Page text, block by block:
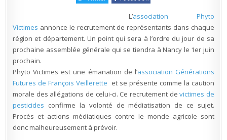
recrute
L’association Phyto
Victimes annonce le recrutement de représentants dans chaque
région et département. Un point qui sera à l’ordre du jour de sa
prochaine assemblée générale qui se tiendra à Nancy le 1er juin
prochain.
Phyto Victimes est une émanation de l’association Générations
Futures de François Veillerette et se présente comme la caution
morale des allégations de celui-ci. Ce recrutement devictimes de
pesticides confirme la volonté de médiatisation de ce sujet.
Procès et actions médiatiques contre le monde agricole sont
donc malheureusement à prévoir.